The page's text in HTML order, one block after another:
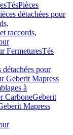
TésPièces
détachées pour
raccords,
FermeturesTés
détachées pour
Geberit Mapress
à
CarboneGeberit
Mapress